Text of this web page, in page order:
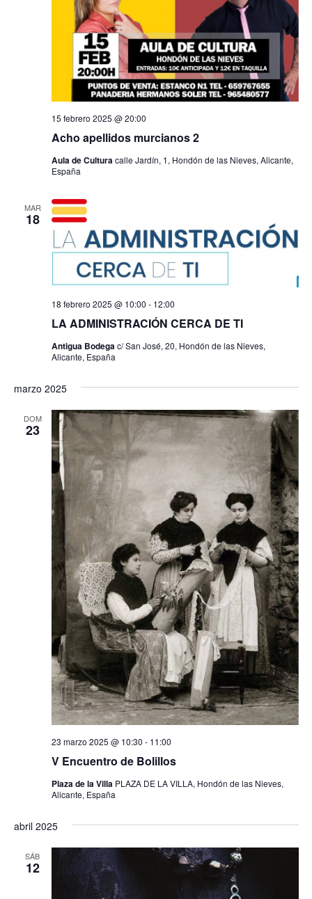
Acho apellidos murcianos 2
15 febrero 2025 @ 20:00
Aula de Culturacalle Jardín, 1, Hondón de las Nieves, Alicante,
España
MAR
18
LA ADMINISTRACIÓN CERCA DE TI
18 febrero 2025 @ 10:00 - 12:00
Antigua Bodegac/ San José, 20, Hondón de las Nieves,
Alicante, España
marzo 2025
DOM
23
V Encuentro de Bolillos
23 marzo 2025 @ 10:30 - 11:00
Plaza de la Villa PLAZA DE LA VILLA, Hondón de las Nieves,
Alicante, España
abril 2025
SÁB
12